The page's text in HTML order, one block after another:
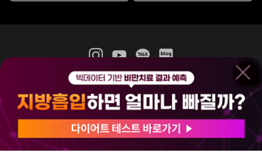
365mc 병·의원 이용약관
홈페이지 이용약관
비급여진료수가
(주)365mcㅣ서울특별시 서초구 서초대로52길 7, 3~4층(서초동, 제일빌딩)
120-87-04354ㅣ김남철
COPYRIGHT(C) 2025 365mc. ALL RIGHTS RESERVED.